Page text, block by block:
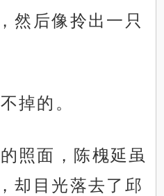
然后像拎出一只
掉的。
照面，陈槐延虽
却目光落去了邱